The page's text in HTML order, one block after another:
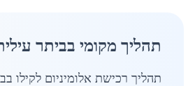
תהליך מקומי בביתר
תהליך רכישת אלומיניום לקילו